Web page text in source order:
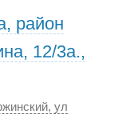
район
12/3а.,
ул